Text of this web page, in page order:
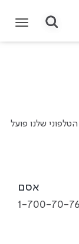
שלנו פועל
אסם
1-700-70-